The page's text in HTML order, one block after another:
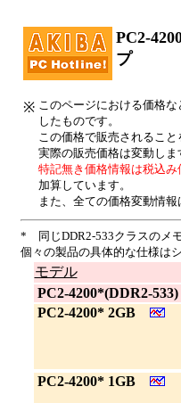
PC2-
プ
※ このページにおける価格
したものです。
この価格で販売されること
実際の販売価格は変動し
特記無き価格情報は税込み
加算しています。
また、全ての価格変動情
* 同じDDR2-533クラスのメ
個々の製品の具体的な仕様は
モデル
PC2-4200*(DDR2-
PC2-4200* 2GB
PC2-4200* 1GB